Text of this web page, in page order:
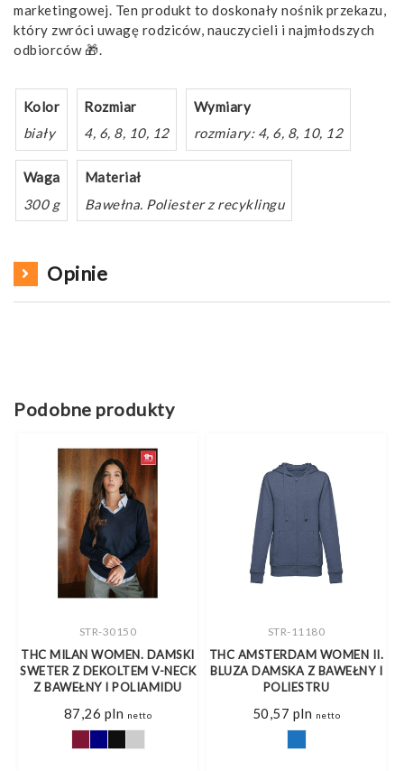
marketingowej. Ten produkt to doskonały nośnik przekazu,
który zwróci uwagę rodziców, nauczycieli i najmłodszych
odbiorców 🎁.
Kolor
biały
Rozmiar
4, 6, 8, 10, 12
Wymiary
rozmiary: 4, 6, 8, 10, 12
Waga
300 g
Materiał
Bawełna. Poliester z recyklingu
Opinie
Podobne produkty
STR-30150
THC MILAN WOMEN. DAMSKI
SWETER Z DEKOLTEM V-NECK
Z BAWEŁNY I POLIAMIDU
87,26 pln netto
STR-11180
THC AMSTERDAM WOMEN II.
BLUZA DAMSKA Z BAWEŁNY I
POLIESTRU
50,57 pln netto